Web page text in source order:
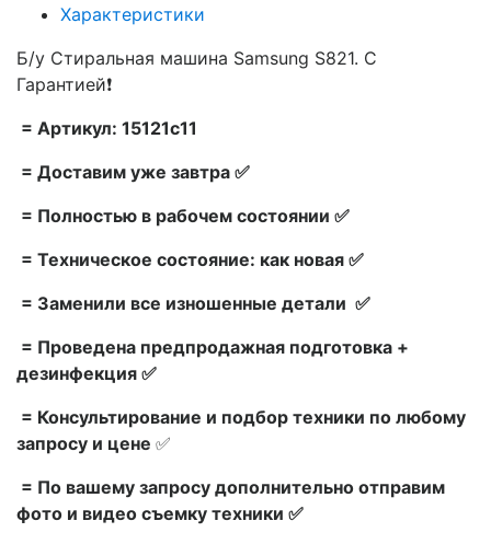
Характеристики
Б/у Стиральная машина Samsung S821. С
Гарантией❗
= Артикул: 15121c11
= Доставим уже завтра ✅
= Полностью в рабочем состоянии ✅
= Техническое состояние: как новая ✅
= Заменили все изношенные детали ✅
= Проведена предпродажная подготовка +
дезинфекция ✅
= Консультирование и подбор техники по любому
запросу и цене ✅
= По вашему запросу дополнительно отправим
фото и видео съемку техники ✅